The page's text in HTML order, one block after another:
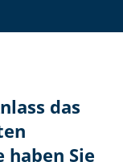
das
haben Sie